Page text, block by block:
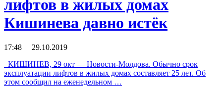
лифтов в жилых домах
Кишинева давно истёк
17:48 29.10.2019
КИШИНЕВ, 29 окт — Новости-Молдова. Обычно срок
эксплуатации лифтов в жилых домах составляет 25 лет. Об
этом сообщил на еженедельном …